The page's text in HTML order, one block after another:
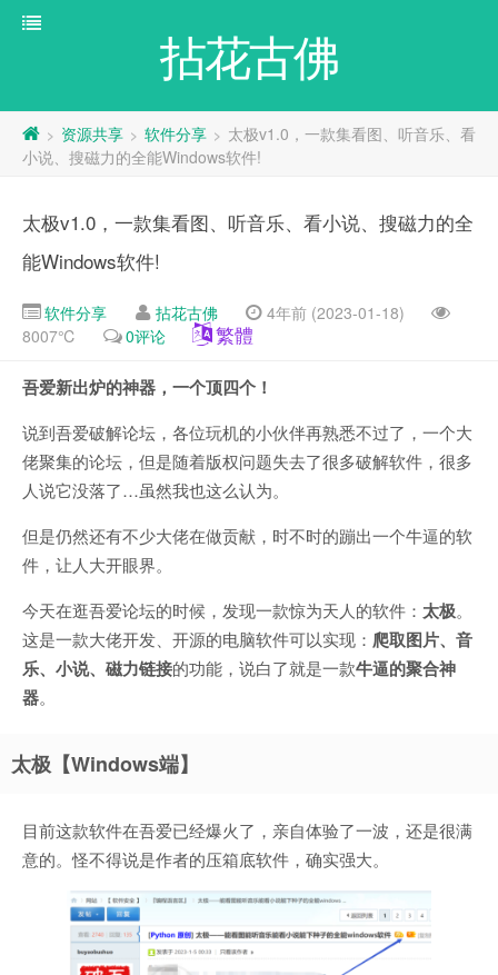
拈花古佛
> 资源共享 > 软件分享 > 太极v1.0，一款集看图、听音乐、看
小说、搜磁力的全能Windows软件!
太极v1.0，一款集看图、听音乐、看小说、搜磁力的全
能Windows软件!
软件分享 拈花古佛
4年前 (2023-01-18)
8007℃
0评论 繁體
吾爱新出炉的神器，一个顶四个！
说到吾爱破解论坛，各位玩机的小伙伴再熟悉不过了，一个大
佬聚集的论坛，但是随着版权问题失去了很多破解软件，很多
人说它没落了…虽然我也这么认为。
但是仍然还有不少大佬在做贡献，时不时的蹦出一个牛逼的软
件，让人大开眼界。
今天在逛吾爱论坛的时候，发现一款惊为天人的软件： 太极。
这是一款大佬开发、开源的电脑软件可以实现： 爬取图片、音
乐、小说、磁力链接的功能，说白了就是一款牛逼的聚合神
器。
太极【Windows端】
目前这款软件在吾爱已经爆火了，亲自体验了一波，还是很满
意的。怪不得说是作者的压箱底软件，确实强大。